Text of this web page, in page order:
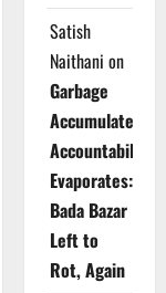
Satish
Naithani on
Garbage
Accumulates,
Accountability
Evaporates:
Bada Bazar
Left to
Rot, Again